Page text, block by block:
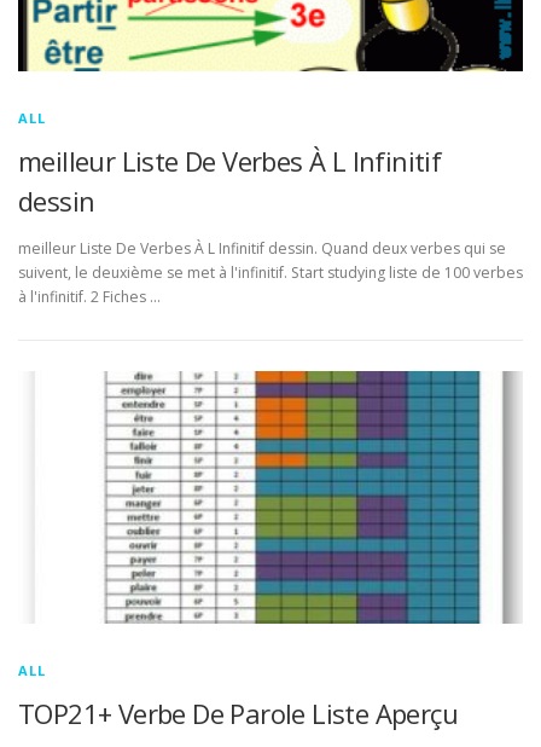
ALL
meilleur Liste De Verbes À L Infinitif
dessin
meilleur Liste De Verbes À L Infinitif dessin. Quand deux verbes qui se
suivent, le deuxième se met à l'infinitif. Start studying liste de 100 verbes
à l'infinitif. 2 Fiches …
ALL
TOP21+ Verbe De Parole Liste Aperçu